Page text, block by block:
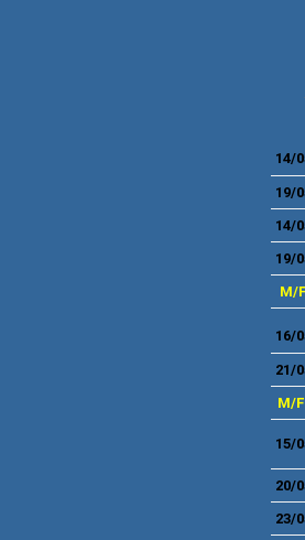
14/
1 9/
14/
19/
M/F
16/
21/
M/F
15/
20/
23/